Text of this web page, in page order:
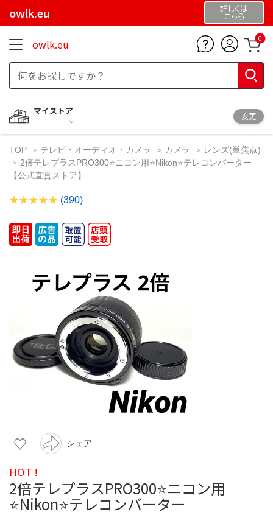
owlk.eu 詳しくは
こちら
owlk.eu 0
マイストア
変更
TOP テレビ・オーディオ・カメラ カメラ
レンズ(単焦点)
2倍テレプラスPRO300⭐️ニコン用⭐️Nikon⭐️テレコンバーター
【公式直営ストア】
(390)
シェア
HOT !
2倍テレプラスPRO300⭐️ニコン用
⭐️Nikon⭐️テレコンバーター